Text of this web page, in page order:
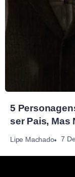
5
ser Pais, Mas
Lipe Machado 7